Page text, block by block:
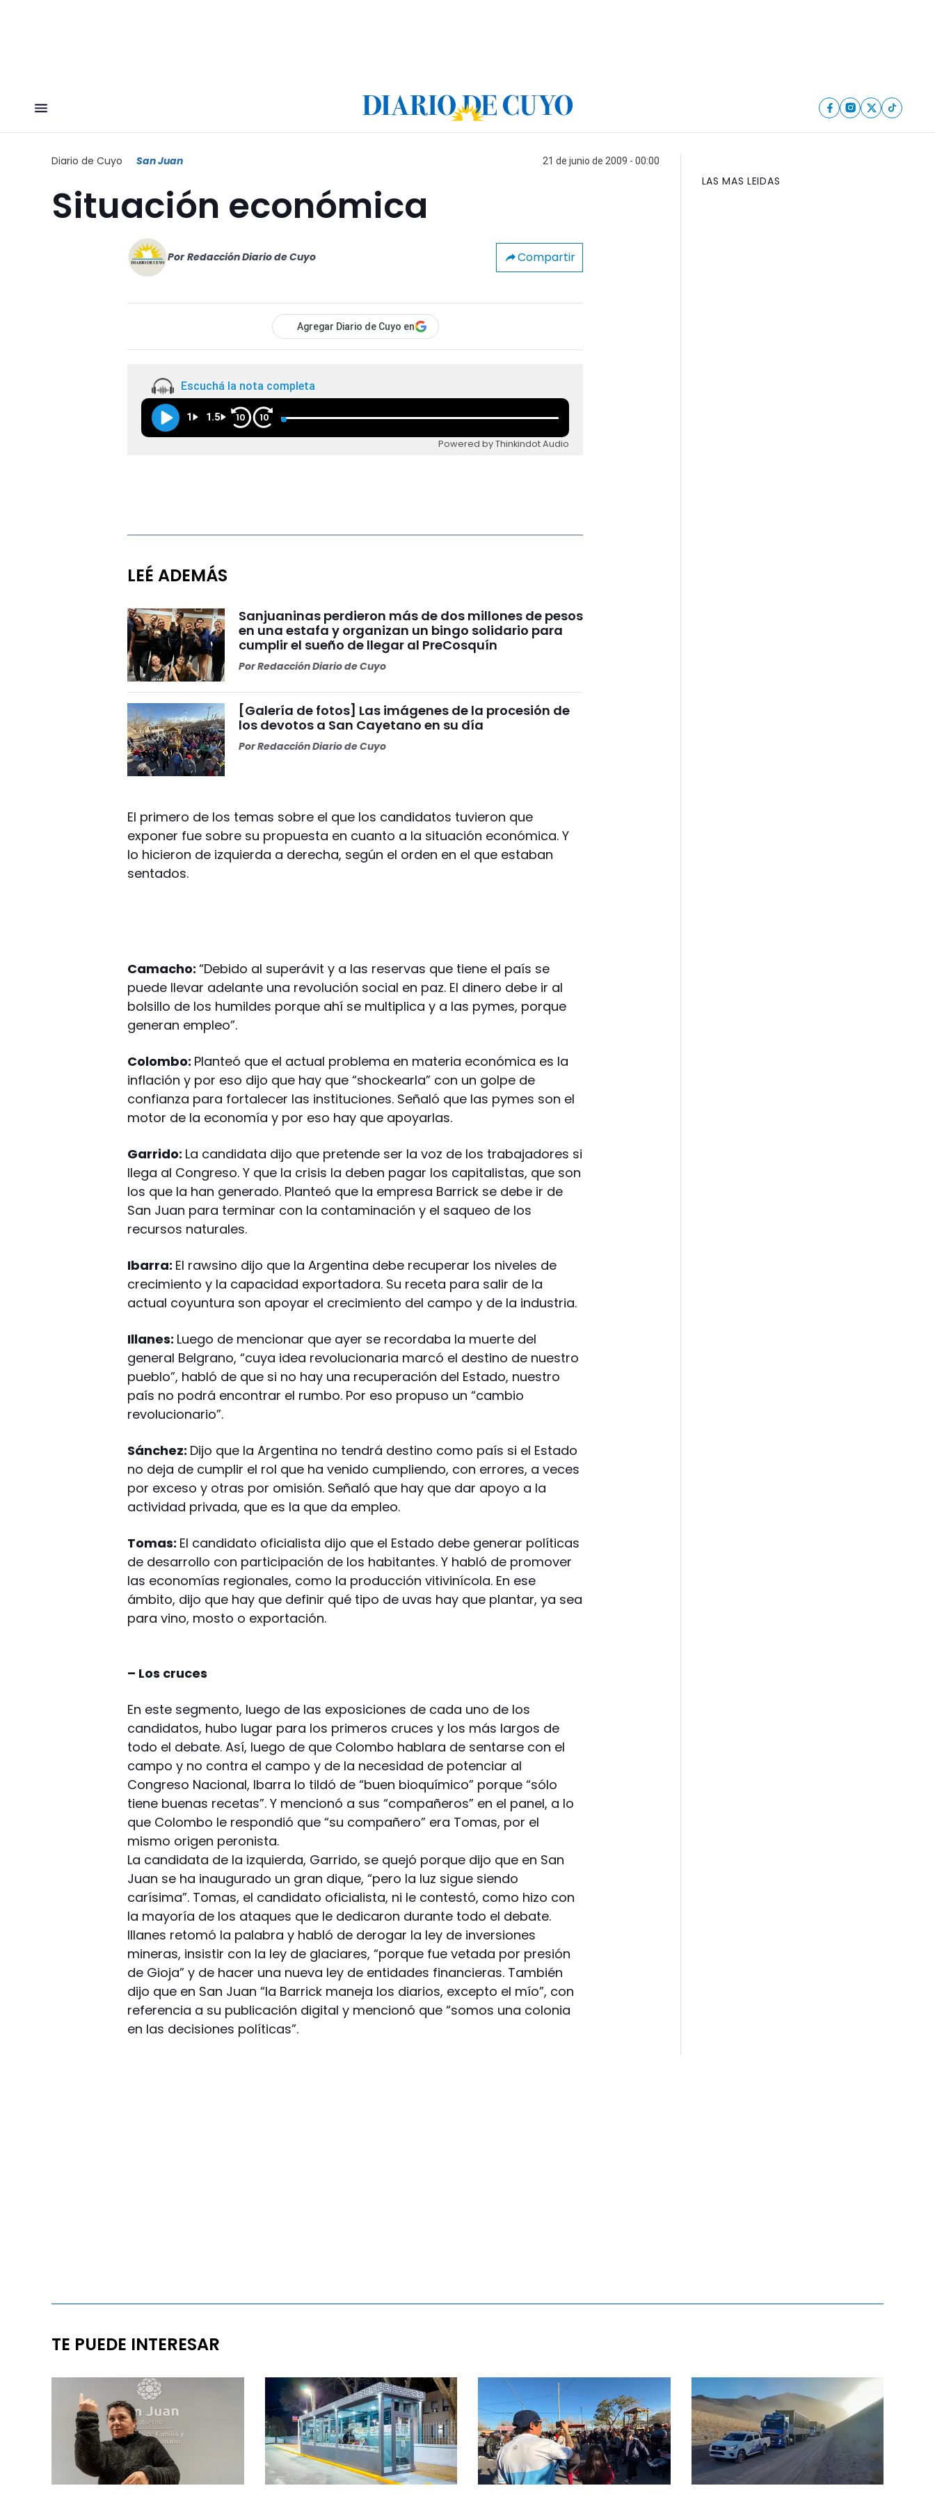
Diario de Cuyo San Juan 21 de junio de 2009 - 00:00
Situación económica
Por Redacción Diario de Cuyo Compartir
Agregar Diario de Cuyo en
Escuchá la nota completa
1 1.5 10 10
Powered by Thinkindot Audio
LEÉ ADEMÁS
Sanjuaninas perdieron más de dos millones de pesos
en una estafa y organizan un bingo solidario para
cumplir el sueño de llegar al PreCosquín
PorRedacción Diario de Cuyo
[Galería de fotos] Las imágenes de la procesión de
los devotos a San Cayetano en su día
PorRedacción Diario de Cuyo
El primero de los temas sobre el que los candidatos tuvieron que
exponer fue sobre su propuesta en cuanto a la situación económica. Y
lo hicieron de izquierda a derecha, según el orden en el que estaban
sentados.
Camacho:“Debido al superávit y a las reservas que tiene el país se
puede llevar adelante una revolución social en paz. El dinero debe ir al
bolsillo de los humildes porque ahí se multiplica y a las pymes, porque
generan empleo”.
Colombo: Planteó que el actual problema en materia económica es la
inflación y por eso dijo que hay que “shockearla” con un golpe de
confianza para fortalecer las instituciones. Señaló que las pymes son el
motor de la economía y por eso hay que apoyarlas.
Garrido: La candidata dijo que pretende ser la voz de los trabajadores si
llega al Congreso. Y que la crisis la deben pagar los capitalistas, que son
los que la han generado. Planteó que la empresa Barrick se debe ir de
San Juan para terminar con la contaminación y el saqueo de los
recursos naturales.
Ibarra: El rawsino dijo que la Argentina debe recuperar los niveles de
crecimiento y la capacidad exportadora. Su receta para salir de la
actual coyuntura son apoyar el crecimiento del campo y de la industria.
Illanes: Luego de mencionar que ayer se recordaba la muerte del
general Belgrano, “cuya idea revolucionaria marcó el destino de nuestro
pueblo”, habló de que si no hay una recuperación del Estado, nuestro
país no podrá encontrar el rumbo. Por eso propuso un “cambio
revolucionario”.
Sánchez: Dijo que la Argentina no tendrá destino como país si el Estado
no deja de cumplir el rol que ha venido cumpliendo, con errores, a veces
por exceso y otras por omisión. Señaló que hay que dar apoyo a la
actividad privada, que es la que da empleo.
Tomas: El candidato oficialista dijo que el Estado debe generar políticas
de desarrollo con participación de los habitantes. Y habló de promover
las economías regionales, como la producción vitivinícola. En ese
ámbito, dijo que hay que definir qué tipo de uvas hay que plantar, ya sea
para vino, mosto o exportación.
– Los cruces
En este segmento, luego de las exposiciones de cada uno de los
candidatos, hubo lugar para los primeros cruces y los más largos de
todo el debate. Así, luego de que Colombo hablara de sentarse con el
campo y no contra el campo y de la necesidad de potenciar al
Congreso Nacional, Ibarra lo tildó de “buen bioquímico” porque “sólo
tiene buenas recetas”. Y mencionó a sus “compañeros” en el panel, a lo
que Colombo le respondió que “su compañero” era Tomas, por el
mismo origen peronista.
La candidata de la izquierda, Garrido, se quejó porque dijo que en San
Juan se ha inaugurado un gran dique, “pero la luz sigue siendo
carísima”. Tomas, el candidato oficialista, ni le contestó, como hizo con
la mayoría de los ataques que le dedicaron durante todo el debate.
Illanes retomó la palabra y habló de derogar la ley de inversiones
mineras, insistir con la ley de glaciares, “porque fue vetada por presión
de Gioja” y de hacer una nueva ley de entidades financieras. También
dijo que en San Juan “la Barrick maneja los diarios, excepto el mío”, con
referencia a su publicación digital y mencionó que “somos una colonia
en las decisiones políticas”.
LAS MAS LEIDAS
TE PUEDE INTERESAR